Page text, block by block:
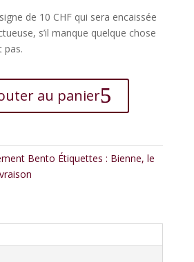
de 10 CHF qui sera encaissée
s’il manque quelque chose
pas.
au panier
Bento Étiquettes : Bienne, le